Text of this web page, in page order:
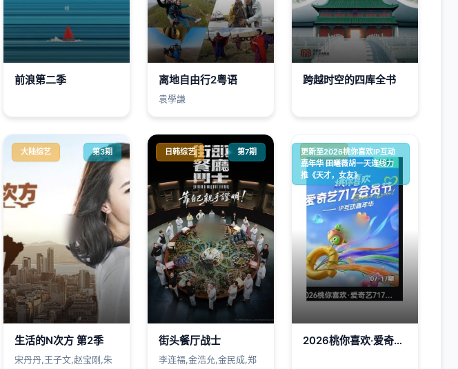
前浪第二季 离地自由行2粤语
袁學謙
跨越时空的四库全书
大陆综艺 第3期
生活的N次方 第2季
宋丹丹,王子文,赵宝刚,朱
日韩综艺 第7期
街头餐厅战士
李连福,金浩允,金民成,郑
大陆综艺
更新至2026桃你喜欢IP互动
嘉年华 田曦薇胡一天连线力
推《天才，女友》
2026桃你喜欢·爱奇艺717会员节——IP互动嘉年华